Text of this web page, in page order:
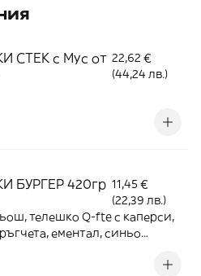
СТЕК с Мус от 22,62 €
(44,24 лв.)
БУРГЕР 420гр 11,45 €
(22,39 лв.)
телешко Q-fte с каперси,
ементал, синьо